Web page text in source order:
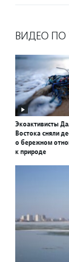
ВИДЕО ПО
Экоактивисты
Востока сняли
о бережном
к природе